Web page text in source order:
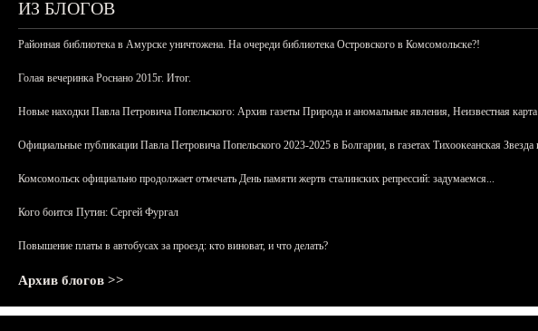
ИЗ БЛОГОВ
Районная библиотека в Амурске уничтожена. На очереди библиотека Островского в Комсомольске?!
Голая вечеринка Роснано 2015г. Итог.
Новые находки Павла Петровича Попельского: Архив газеты Природа и аномальные явления, Неизвестная
Официальные публикации Павла Петровича Попельского 2023-2025 в Болгарии, в газетах Тихоокеанская
Комсомольск официально продолжает отмечать День памяти жертв сталинских репрессий: задумаемся...
Кого боится Путин: Сергей Фургал
Повышение платы в автобусах за проезд: кто виноват, и что делать?
Архив блогов >>